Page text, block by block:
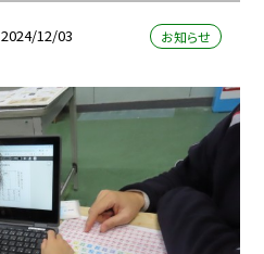
2024/12/03 お知らせ